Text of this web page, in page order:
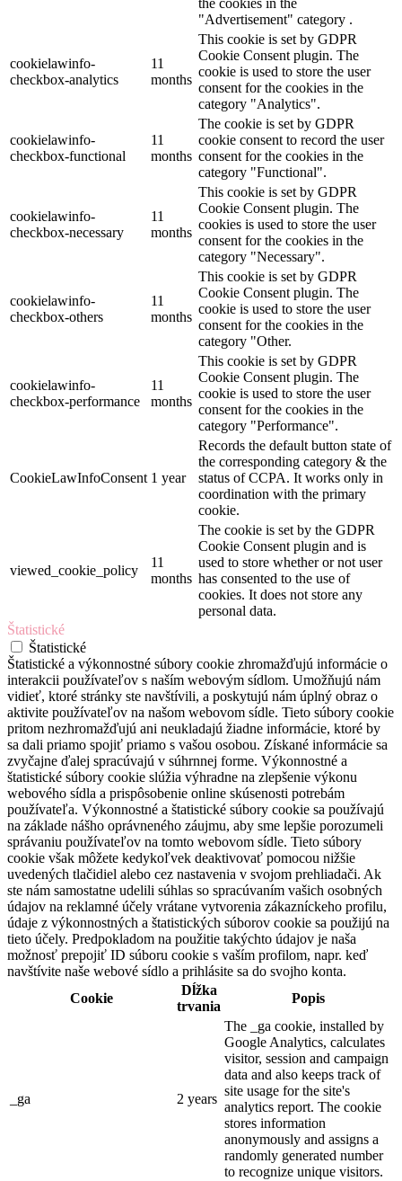
the cookies in the
"Advertisement" category .
cookielawinfo-
checkbox-analytics
11
months
This cookie is set by GDPR
Cookie Consent plugin. The
cookie is used to store the user
consent for the cookies in the
category "Analytics".
cookielawinfo-
checkbox-functional
11
months
The cookie is set by GDPR
cookie consent to record the user
consent for the cookies in the
category "Functional".
cookielawinfo-
checkbox-necessary
11
months
This cookie is set by GDPR
Cookie Consent plugin. The
cookies is used to store the user
consent for the cookies in the
category "Necessary".
cookielawinfo-
checkbox-others
11
months
This cookie is set by GDPR
Cookie Consent plugin. The
cookie is used to store the user
consent for the cookies in the
category "Other.
cookielawinfo-
checkbox-performance
11
months
This cookie is set by GDPR
Cookie Consent plugin. The
cookie is used to store the user
consent for the cookies in the
category "Performance".
CookieLawInfoConsent 1 year
Records the default button state of
the corresponding category & the
status of CCPA. It works only in
coordination with the primary
cookie.
viewed_cookie_policy
11
months
The cookie is set by the GDPR
Cookie Consent plugin and is
used to store whether or not user
has consented to the use of
cookies. It does not store any
personal data.
Štatistické
Štatistické
Štatistické a výkonnostné súbory cookie zhromažďujú informácie o
interakcii používateľov s naším webovým sídlom. Umožňujú nám
vidieť, ktoré stránky ste navštívili, a poskytujú nám úplný obraz o
aktivite používateľov na našom webovom sídle. Tieto súbory cookie
pritom nezhromažďujú ani neukladajú žiadne informácie, ktoré by
sa dali priamo spojiť priamo s vašou osobou. Získané informácie sa
zvyčajne ďalej spracúvajú v súhrnnej forme. Výkonnostné a
štatistické súbory cookie slúžia výhradne na zlepšenie výkonu
webového sídla a prispôsobenie online skúsenosti potrebám
používateľa. Výkonnostné a štatistické súbory cookie sa používajú
na základe nášho oprávneného záujmu, aby sme lepšie porozumeli
správaniu používateľov na tomto webovom sídle. Tieto súbory
cookie však môžete kedykoľvek deaktivovať pomocou nižšie
uvedených tlačidiel alebo cez nastavenia v svojom prehliadači. Ak
ste nám samostatne udelili súhlas so spracúvaním vašich osobných
údajov na reklamné účely vrátane vytvorenia zákazníckeho profilu,
údaje z výkonnostných a štatistických súborov cookie sa použijú na
tieto účely. Predpokladom na použitie takýchto údajov je naša
možnosť prepojiť ID súboru cookie s vaším profilom, napr. keď
navštívite naše webové sídlo a prihlásite sa do svojho konta.
Cookie
Dĺžka
trvania
Popis
_ga 2 years
The _ga cookie, installed by
Google Analytics, calculates
visitor, session and campaign
data and also keeps track of
site usage for the site's
analytics report. The cookie
stores information
anonymously and assigns a
randomly generated number
to recognize unique visitors.